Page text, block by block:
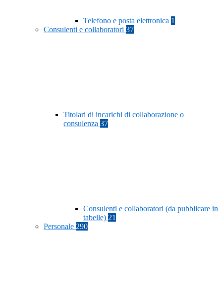
Telefono e posta elettronica 1
Consulenti e collaboratori 37
Titolari di incarichi di collaborazione o
consulenza 37
Consulenti e collaboratori (da pubblicare in
tabelle) 21
Personale 290